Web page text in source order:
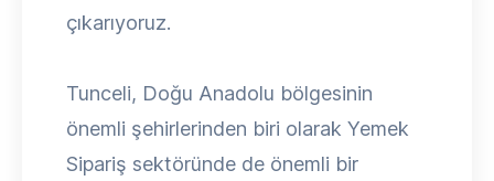
çıkarıyoruz.
Tunceli, Doğu Anadolu bölgesinin
önemli şehirlerinden biri olarak Yemek
Sipariş sektöründe de önemli bir